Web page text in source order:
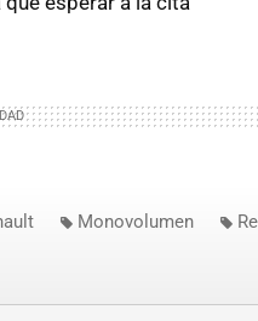
Monovolumen